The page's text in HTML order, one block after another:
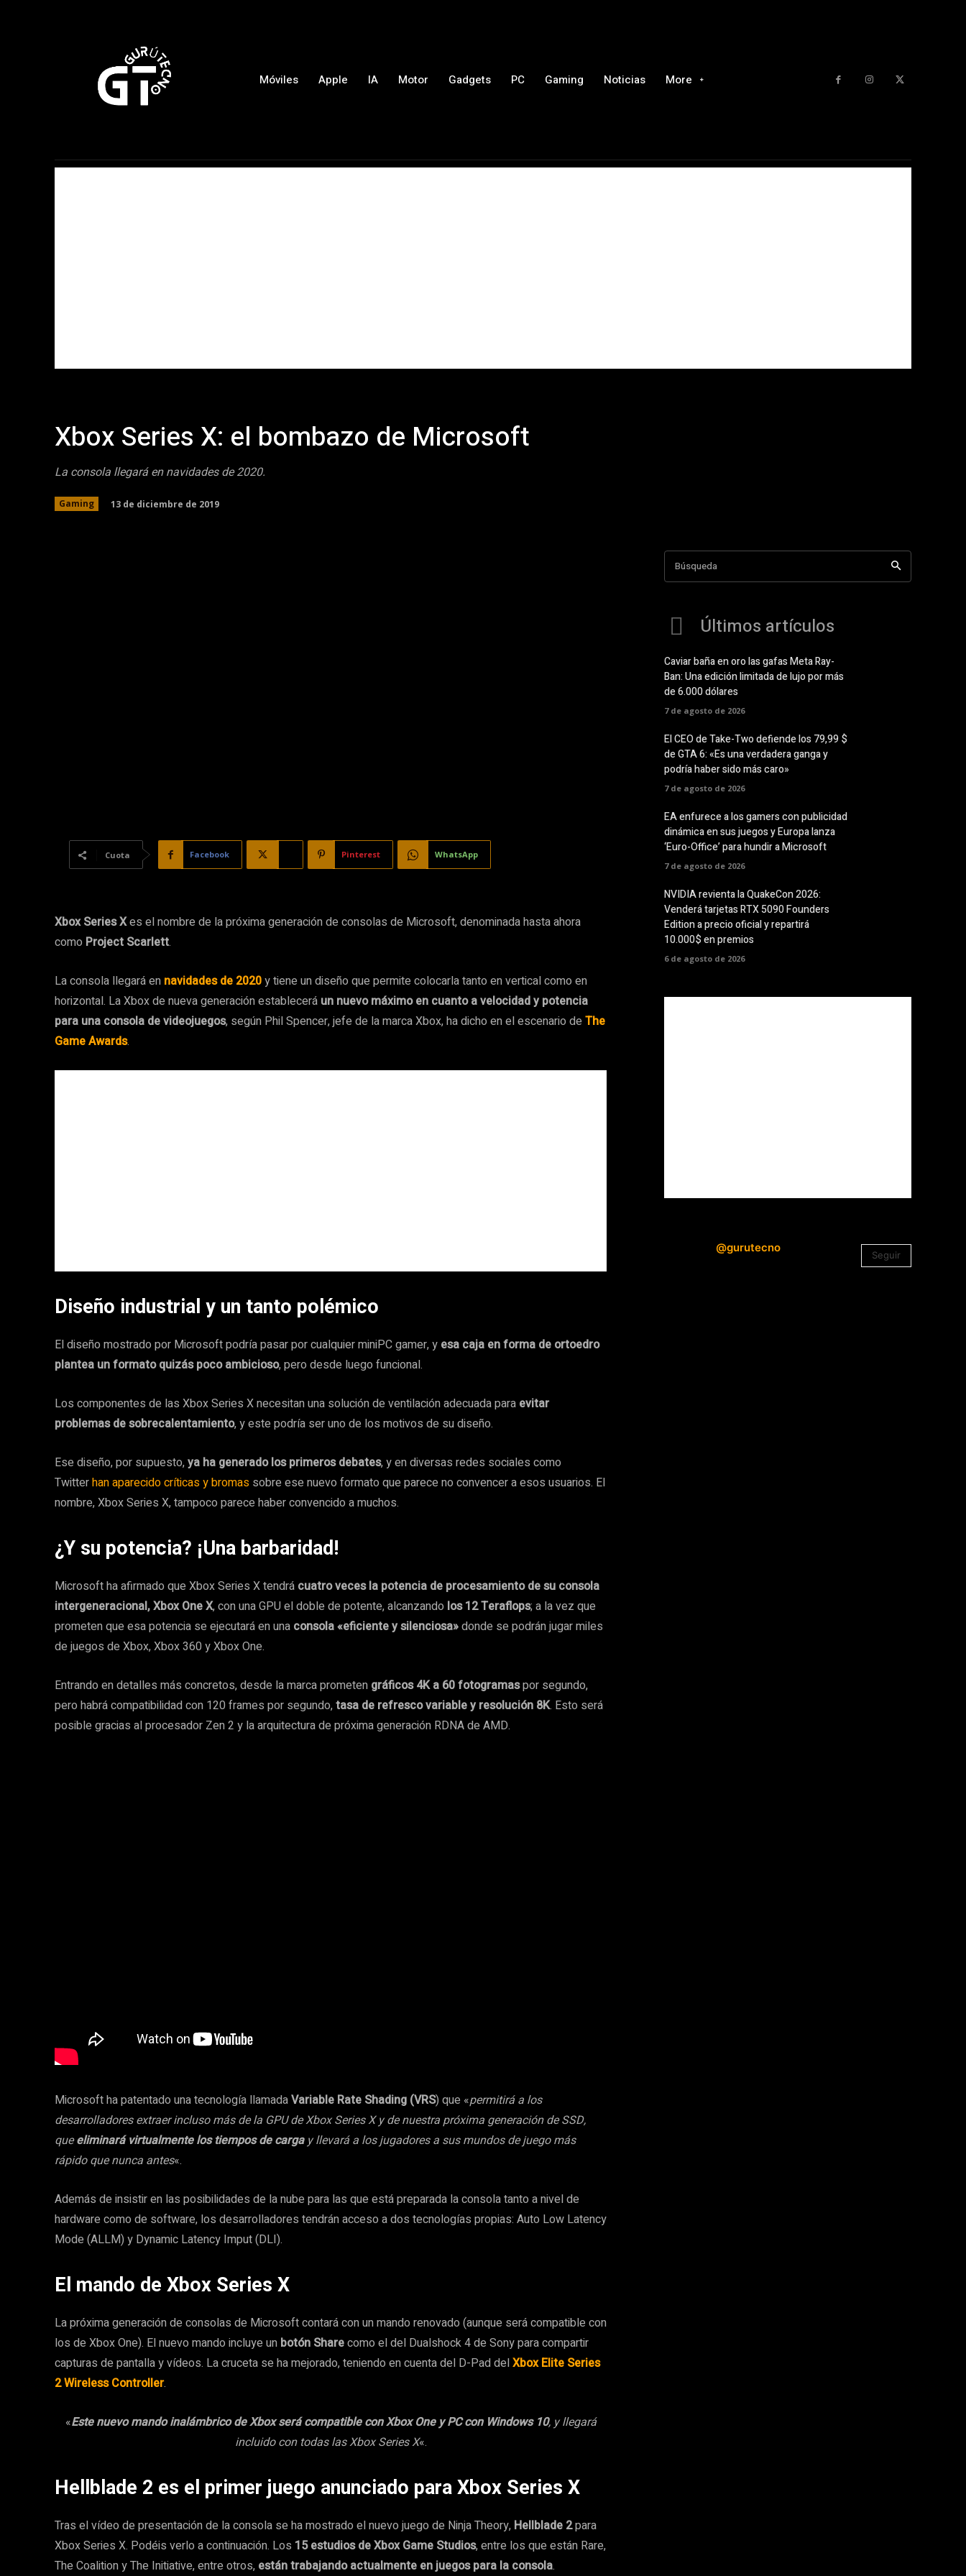
Móviles Apple IA Motor Gadgets PC Gaming Noticias More
Xbox Series X: el bombazo de Microsoft
La consola llegará en navidades de 2020.
Gaming 13 de diciembre de 2019
Cuota Facebook Pinterest WhatsApp
Xbox Series Xes el nombre de la próxima generación de consolas de Microsoft, denominada hasta ahora
como Project Scarlett.
La consola llegará en navidades de 2020y tiene un diseño que permite colocarla tanto en vertical como en
horizontal. La Xbox de nueva generación establecerá un nuevo máximo en cuanto a velocidad y potencia
para una consola de videojuegos, según Phil Spencer, jefe de la marca Xbox, ha dicho en el escenario de The
Game Awards.
Diseño industrial y un tanto polémico
El diseño mostrado por Microsoft podría pasar por cualquier miniPC gamer, y esa caja en forma de ortoedro
plantea un formato quizás poco ambicioso, pero desde luego funcional.
Los componentes de las Xbox Series X necesitan una solución de ventilación adecuada para evitar
problemas de sobrecalentamiento, y este podría ser uno de los motivos de su diseño.
Ese diseño, por supuesto,ya ha generado los primeros debates, y en diversas redes sociales como
Twitterhan aparecido críticas y bromas sobre ese nuevo formato que parece no convencer a esos usuarios. El
nombre, Xbox Series X, tampoco parece haber convencido a muchos.
¿Y su potencia? ¡Una barbaridad!
Microsoft ha afirmado que Xbox Series X tendrá cuatro veces la potencia de procesamiento de su consola
intergeneracional, Xbox One X, con una GPU el doble de potente, alcanzando los 12 Teraflops; a la vez que
prometen que esa potencia se ejecutará en una consola «eficiente y silenciosa»donde se podrán jugar miles
de juegos de Xbox, Xbox 360 y Xbox One.
Entrando en detalles más concretos, desde la marca prometen gráficos 4K a 60 fotogramaspor segundo,
pero habrá compatibilidad con 120 frames por segundo,tasa de refresco variable y resolución 8K. Esto será
posible gracias al procesador Zen 2 y la arquitectura de próxima generación RDNA de AMD.
Microsoft ha patentado una tecnología llamadaVariable Rate Shading (VRS) que «permitirá a los
desarrolladores extraer incluso más de la GPU de Xbox Series X y de nuestra próxima generación de SSD,
queeliminará virtualmente los tiempos de cargay llevará a los jugadores a sus mundos de juego más
rápido que nunca antes«.
Además de insistir en las posibilidades de la nube para las que está preparada la consola tanto a nivel de
hardware como de software, los desarrolladores tendrán acceso a dos tecnologías propias: Auto Low Latency
Mode (ALLM) y Dynamic Latency Imput (DLI).
El mando de Xbox Series X
La próxima generación de consolas de Microsoft contará con un mando renovado (aunque será compatible con
los de Xbox One). El nuevo mando incluye un botón Sharecomo el del Dualshock 4 de Sony para compartir
capturas de pantalla y vídeos. La cruceta se ha mejorado, teniendo en cuenta del D-Pad delXbox Elite Series
2 Wireless Controller.
«Este nuevo mando inalámbrico de Xbox será compatible con Xbox One y PC con Windows 10, y llegará
incluido con todas las Xbox Series X«.
Hellblade 2 es el primer juego anunciado para Xbox Series X
Tras el vídeo de presentación de la consola se ha mostrado el nuevo juego de Ninja Theory, Hellblade 2para
Xbox Series X. Podéis verlo a continuación. Los 15 estudios de Xbox Game Studios, entre los que están Rare,
The Coalition y The Initiative, entre otros, están trabajando actualmente en juegos para la consola.
Búsqueda
Últimos artículos
Caviar baña en oro las gafas Meta Ray-
Ban: Una edición limitada de lujo por más
de 6.000 dólares
7 de agosto de 2026
El CEO de Take-Two defiende los 79,99 $
de GTA 6: «Es una verdadera ganga y
podría haber sido más caro»
7 de agosto de 2026
EA enfurece a los gamers con publicidad
dinámica en sus juegos y Europa lanza
‘Euro-Office’ para hundir a Microsoft
7 de agosto de 2026
NVIDIA revienta la QuakeCon 2026:
Venderá tarjetas RTX 5090 Founders
Edition a precio oficial y repartirá
10.000$ en premios
6 de agosto de 2026
@gurutecno
Seguir